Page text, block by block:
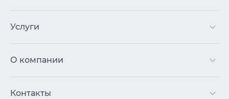
Услуги
О компании
Контакты